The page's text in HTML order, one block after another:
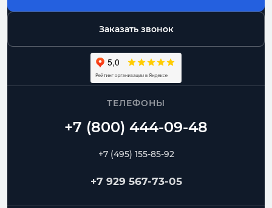
Заказать звонок
ТЕЛЕФОНЫ
+7 (495) 155-85-92
+7 929 567-73-05